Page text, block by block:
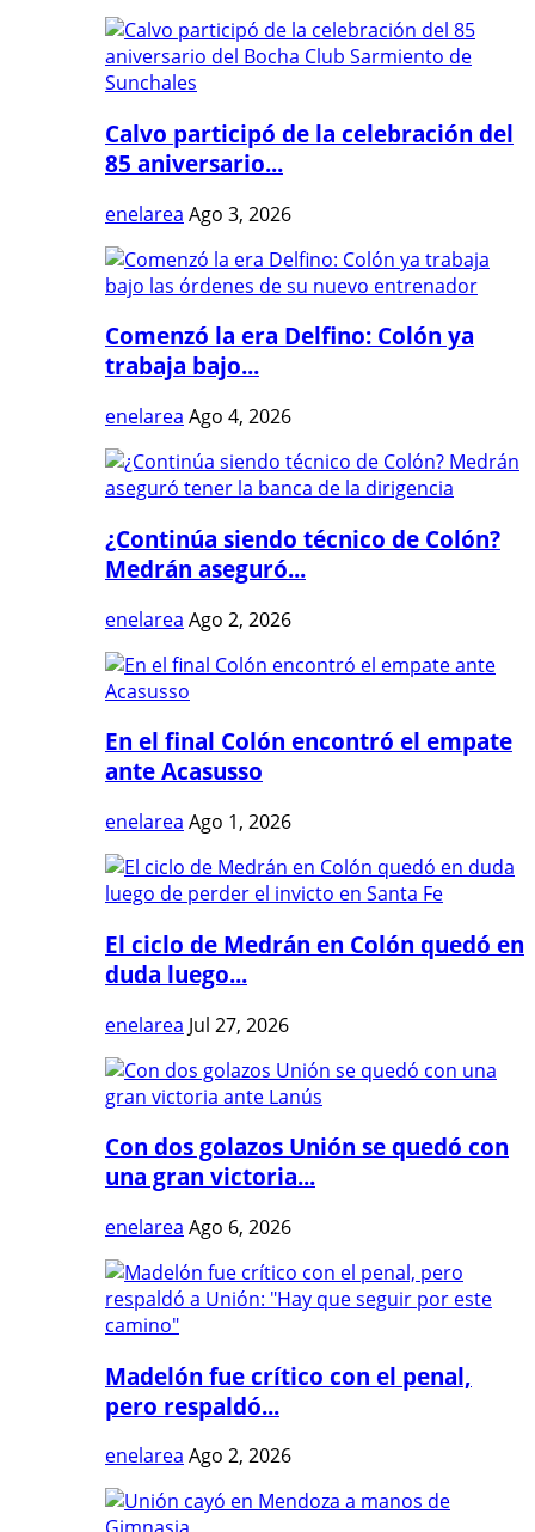
Calvo participó de la celebración del
85 aniversario...
enelarea Ago 3, 2026
Comenzó la era Delfino: Colón ya
trabaja bajo...
enelarea Ago 4, 2026
¿Continúa siendo técnico de Colón?
Medrán aseguró...
enelarea Ago 2, 2026
En el final Colón encontró el empate
ante Acasusso
enelarea Ago 1, 2026
El ciclo de Medrán en Colón quedó en
duda luego...
enelarea Jul 27, 2026
Con dos golazos Unión se quedó con
una gran victoria...
enelarea Ago 6, 2026
Madelón fue crítico con el penal,
pero respaldó...
enelarea Ago 2, 2026